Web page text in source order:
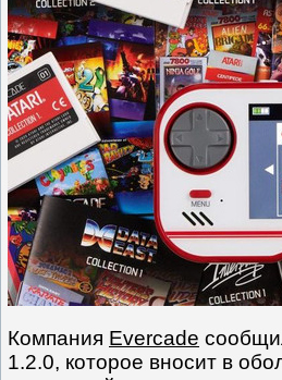
Компания Evercade
1.2.0, которое вносит в